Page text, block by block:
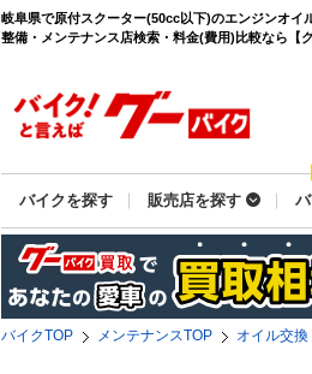
岐阜県で原付スクーター(50cc以下)のエンジンオイ
整備・メンテナンス店検索・料金(費用)比較なら【
バイクを探す 販売店を探す
バイクTOP メンテナンスTOP オイル交換